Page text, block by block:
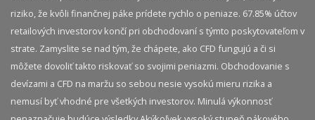
riziko, že kvôli finančnej páke prídete rychlo o peniaze. 67.85% účtov
retailových investorov končí pri obchodovaní s týmto poskytovateľom v
strate. Zamyslite se nad tým, že chápete, ako CFD fungujú a či si
môžete dovoliť takto riskovať so svojimi peniazmi. Obchodovanie s
devízami a CFD na maržu so sebou nesie vysokú mieru rizika a
nemusí byť vhodné pre všetkých investorov. Minulá výkonnosť